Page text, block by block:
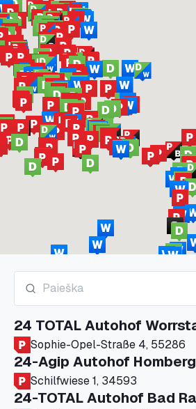
24 TOTAL Autohof
Sophie-Opel-Straße 4, 55286
24-Agip Autohof
Schilfwiese 1, 34593
24-TOTAL Autohof Bad